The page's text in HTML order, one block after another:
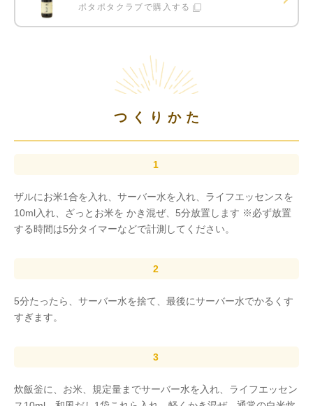
ポタポタクラブで購入する
つくりかた
ザルにお米1合を入れ、サーバー水を入れ、ライフエッセンスを
10ml入れ、ざっとお米を かき混ぜ、5分放置します ※必ず放置
する時間は5分タイマーなどで計測してください。
5分たったら、サーバー水を捨て、最後にサーバー水でかるくす
すぎます。
炊飯釡に、お米、規定量までサーバー水を入れ、ライフエッセン